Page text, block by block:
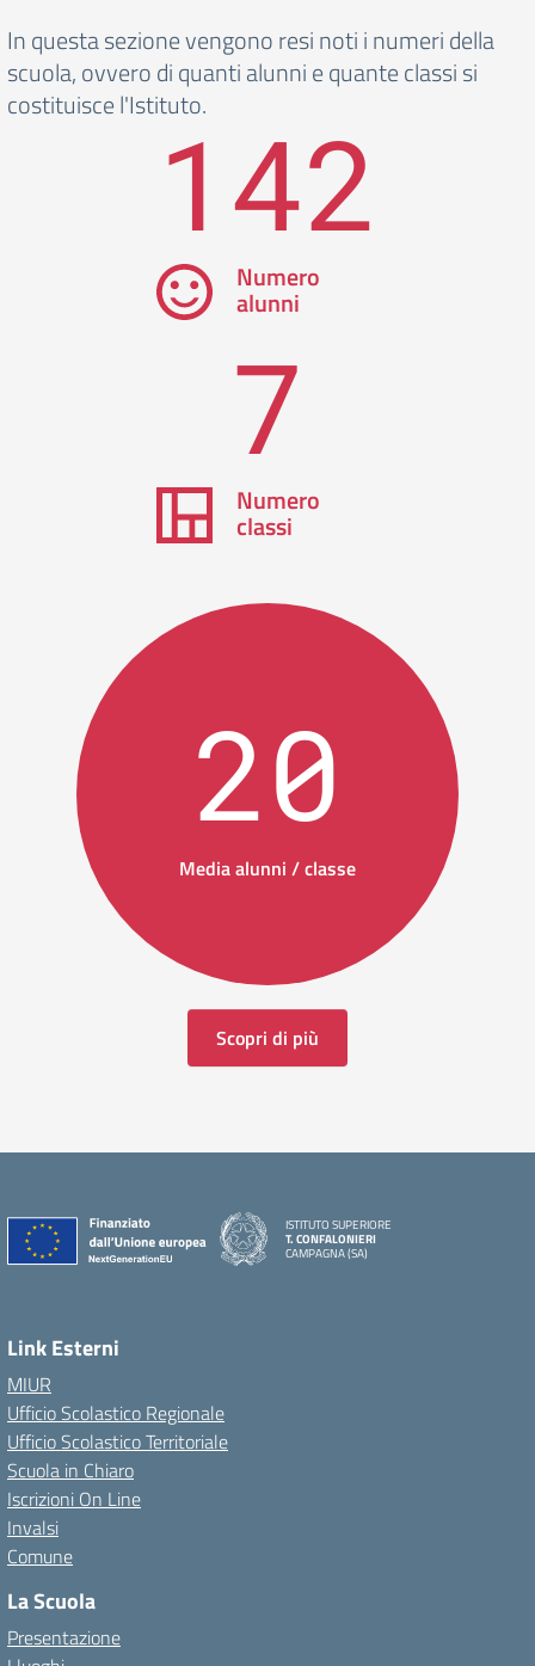
In questa sezione vengono resi noti i numeri della
scuola, ovvero di quanti alunni e quante classi si
costituisce l'Istituto.142
Numero
alunni
7
Numero
classi
20
Media alunni / classe
Scopri di più
ISTITUTO SUPERIORE
T. CONFALONIERI
CAMPAGNA (SA)
Link Esterni
MIUR
Ufficio Scolastico Regionale
Ufficio Scolastico Territoriale
Scuola in Chiaro
Iscrizioni On Line
Invalsi
Comune
La Scuola
Presentazione